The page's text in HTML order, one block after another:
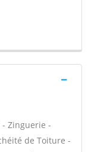
Zinguerie -
de Toiture -